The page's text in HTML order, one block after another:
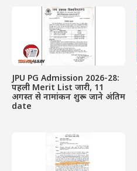
JPU PG Admission 2026-28:
पहली Merit List जारी, 11
अगस्त से नामांकन शुरू – जाने अंतिम
date